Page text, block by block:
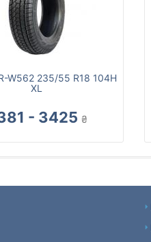
W562 235/55 R18 104H
XL
- 3425 ₴